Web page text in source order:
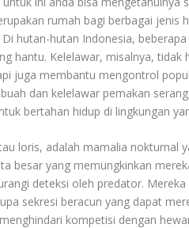
rumah bagi berbagai
hutan-hutan Indonesia,
hantu. Kelelawar, misalnya,
juga membantu mengontrol
dan kelelawar pemakan
bertahan hidup di lingkungan
loris, adalah mamalia nokturnal
besar yang memungkinkan
deteksi oleh predator.
sekresi beracun yang dapat
kompetisi dengan